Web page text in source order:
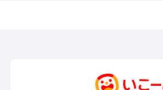
町田・相模原・愛川・上野原のプール